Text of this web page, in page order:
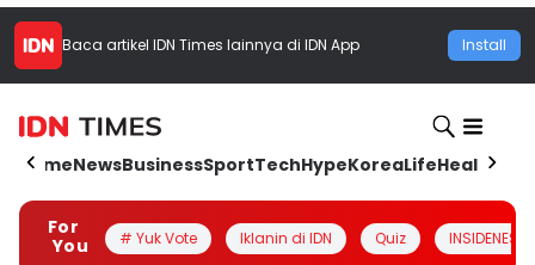
Baca artikel IDN Times lainnya di IDN App Install
HomeNewsBusinessSportTechHypeKoreaLifeHealth
For
You
# Yuk Vote Iklanin di IDN Quiz INSIDENESIA